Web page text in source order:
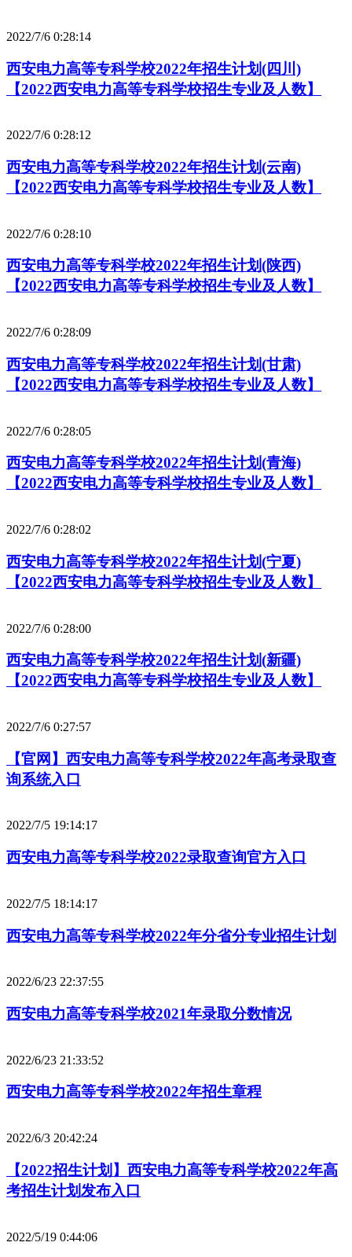
2022/7/6 0:28:14
西安电力高等专科学校2022年招生计划(四川)
【2022西安电力高等专科学校招生专业及人数】
2022/7/6 0:28:12
西安电力高等专科学校2022年招生计划(云南)
【2022西安电力高等专科学校招生专业及人数】
2022/7/6 0:28:10
西安电力高等专科学校2022年招生计划(陕西)
【2022西安电力高等专科学校招生专业及人数】
2022/7/6 0:28:09
西安电力高等专科学校2022年招生计划(甘肃)
【2022西安电力高等专科学校招生专业及人数】
2022/7/6 0:28:05
西安电力高等专科学校2022年招生计划(青海)
【2022西安电力高等专科学校招生专业及人数】
2022/7/6 0:28:02
西安电力高等专科学校2022年招生计划(宁夏)
【2022西安电力高等专科学校招生专业及人数】
2022/7/6 0:28:00
西安电力高等专科学校2022年招生计划(新疆)
【2022西安电力高等专科学校招生专业及人数】
2022/7/6 0:27:57
【官网】西安电力高等专科学校2022年高考录取查
询系统入口
2022/7/5 19:14:17
西安电力高等专科学校2022录取查询官方入口
2022/7/5 18:14:17
西安电力高等专科学校2022年分省分专业招生计划
2022/6/23 22:37:55
西安电力高等专科学校2021年录取分数情况
2022/6/23 21:33:52
西安电力高等专科学校2022年招生章程
2022/6/3 20:42:24
【2022招生计划】西安电力高等专科学校2022年高
考招生计划发布入口
2022/5/19 0:44:06